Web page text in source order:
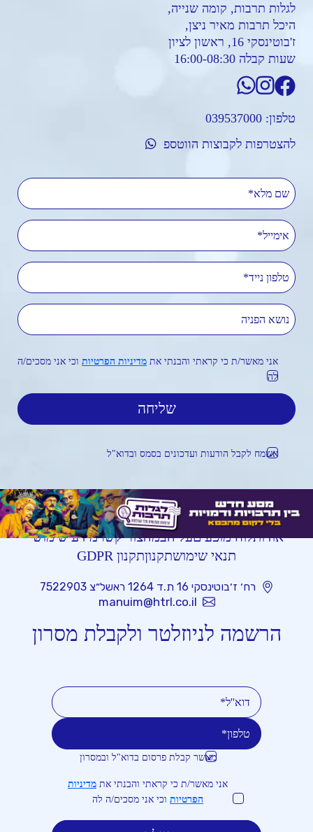
לגלות תרבות, קומה שנייה,
היכל תרבות מאיר ניצן,
ז'בוטינסקי 16, ראשון לציון
שעות קבלה 16:00-08:30
טלפון: 039537000
להצטרפות לקבוצות הווטספ
שם מלא
אימייל
טלפון נייד
נושא הפניה
אני מאשר/ת כי קראתי והבנתי את מדיניות הפרטיות וכי אני מסכים/ה
לה
אשמח לקבל הודעות ועדכונים בסמס ובדוא"ל
אודותלוח מופעיםעל הבמהצור קשרמידע שימושי
תנאי שימושתקנוןתקנון GDPR
רח׳ ז׳בוטינסקי 16 ת.ד 1264 ראשל״צ 7522903
manuim@htrl.co.il
הרשמה לניוזלטר ולקבלת מסרון
מאשר קבלת פרסום בדוא"ל ובמסרון
אני מאשר/ת כי קראתי והבנתי את מדיניות
הפרטיות וכי אני מסכים/ה לה